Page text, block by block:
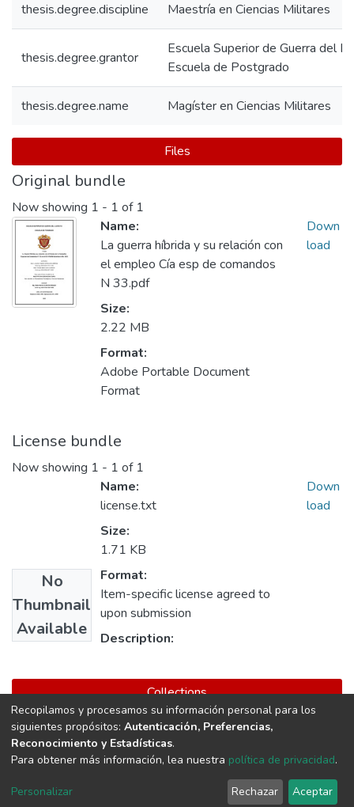
thesis.degree.discipline Maestría en Ciencias Militares
thesis.degree.grantor
Escuela Superior de Guerra del
Escuela de Postgrado
thesis.degree.name Magíster en Ciencias Militares
Files
Original bundle
Now showing 1 - 1 of 1
Name:
La guerra híbrida y su relación con
el empleo Cía esp de comandos
N 33.pdf
Size:
2.22 MB
Format:
Adobe Portable Document
Format
Down
load
License bundle
Now showing 1 - 1 of 1
No
Thumbnail
Available
Name:
license.txt
Size:
1.71 KB
Format:
Item-specific license agreed to
upon submission
Description:
Down
load
Collections
Maestría en Ciencias Militares
copyright © 2002-2026 LYRASIS
Cookie
End User
Send
Recopilamos y procesamos su información personal para los
siguientes propósitos: Autenticación, Preferencias,
Reconocimiento y Estadísticas.
Para obtener más información, lea nuestra política de privacidad.
Personalizar Rechazar Aceptar